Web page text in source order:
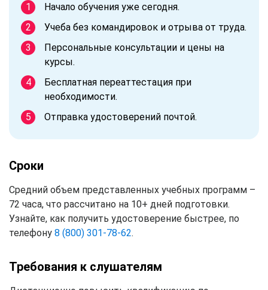
Начало обучения уже сегодня.
Учеба без командировок и отрыва от труда.
Персональные консультации и цены на
курсы.
Бесплатная переаттестация при
необходимости.
Отправка удостоверений почтой.
Сроки
Средний объем представленных учебных программ –
72 часа, что рассчитано на 10+ дней подготовки.
Узнайте, как получить удостоверение быстрее, по
телефону 8 (800) 301-78-62.
Требования к слушателям